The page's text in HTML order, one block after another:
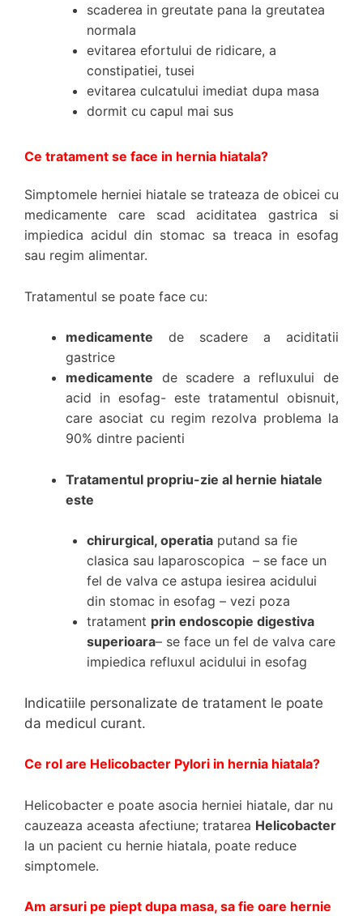
scaderea in greutate pana la greutatea
normala
evitarea efortului de ridicare, a
constipatiei, tusei
evitarea culcatului imediat dupa masa
dormit cu capul mai sus
Ce tratament se face in hernia hiatala?
Simptomele herniei hiatale se trateaza de obicei cu
medicamente care scad aciditatea gastrica si
impiedica acidul din stomac sa treaca in esofag
sau regim alimentar.
Tratamentul se poate face cu:
medicamente de scadere a aciditatii
gastrice
medicamente de scadere a refluxului de
acid in esofag- este tratamentul obisnuit,
care asociat cu regim rezolva problema la
90% dintre pacienti
Tratamentul propriu-zie al hernie hiatale
este
chirurgical, operatiaputand sa fie
clasica sau laparoscopica – se face un
fel de valva ce astupa iesirea acidului
din stomac in esofag – vezi poza
tratament prin endoscopie digestiva
superioara– se face un fel de valva care
impiedica refluxul acidului in esofag
Indicatiile personalizate de tratament le poate
da medicul curant.
Ce rol are Helicobacter Pylori in hernia hiatala?
Helicobacter e poate asocia herniei hiatale, dar nu
cauzeaza aceasta afectiune; tratarea Helicobacter
la un pacient cu hernie hiatala, poate reduce
simptomele.
Am arsuri pe piept dupa masa, sa fie oare hernie